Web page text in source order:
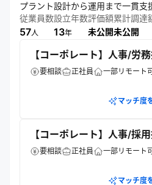
プラント設計から運用まで一貫支
に貢献。「サーモンとテクノロジ
いうビジョンのもと、輸入依存の
従業員数
57人
設立年数
13年
評価額
未公開
累計調達
未公開
【コーポレート】人事/労
要相談 正社員 一部リモート
マッチ度
【コーポレート】人事/採
要相談 正社員 一部リモート
マッチ度